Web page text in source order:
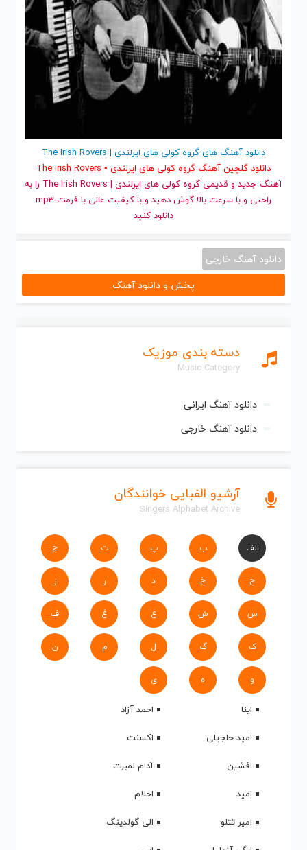
دسته بندی موزیک
Music Category
دانلود آهنگ ایرانی
دانلود آهنگ خارجی
آرشیو الفبایی خوانندگان
Singers Alphabet Archive
الف ب پ ت ج
ح خ د ر ز
س ش ع غ ف
ک گ ل م ن
و ه ی
اینا
احمد آزاد
امید حاجیلی
اکسنت
افشین
آدام لمبرت
امید
احلام
امیر تتلو
الی گولدینگ
دانلود آهنگ های گروه کولی های ایرلندی | The Irish Rovers
دانلود گلچین آهنگ گروه کولی های ایرلندی • The Irish Rovers
آهنگ جدید
و قدیمی گروه کولی های ایرلندی | The Irish Rovers را به
راحتی و با سرعت بالا گوش دهید و با کیفیت عالی با فرمت mp3
دانلود کنید
دانلود آهنگ خارجی
پخش و دانلود آهنگ